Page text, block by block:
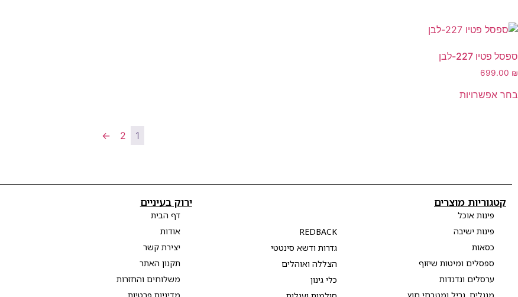
ספסל פטיו 227-לבן
699.00 ₪
בחר אפשרויות
1
2
←
קטגוריות מוצרים
פינות אוכל
פינות ישיבה
כסאות
ספסלים ומיטות שיזוף
ערסלים ונדנדות
REDBACK
גדרות ודשא סינטטי
הצללה ואוהלים
כלי גינון
ירוק בעיניים
דף הבית
אודות
יצירת קשר
תקנון האתר
משלוחים והחזרות